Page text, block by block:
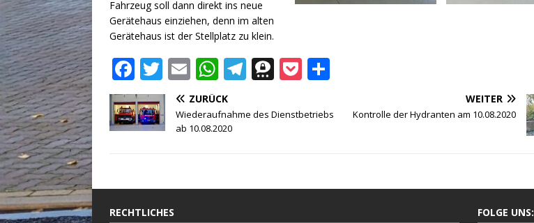
Fahrzeug soll dann direkt ins neue
Gerätehaus einziehen, denn im alten
Gerätehaus ist der Stellplatz zu klein.
F
a
c
e
o
T
w
it
te
E
m
ai
l
W
h
at
s
T
e
T
r
P
c le
ZURÜCK
Wiederaufnahme des Dienstbetriebs
ab 10.08.2020
WEITER
Kontrolle der Hydranten am 10.08.2020
RECHTLICHES FOLGE UNS: